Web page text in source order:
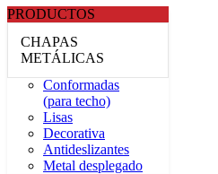
PRODUCTOS
CHAPAS
METÁLICAS
Conformadas
(para techo)
Lisas
Decorativa
Antideslizantes
Metal desplegado